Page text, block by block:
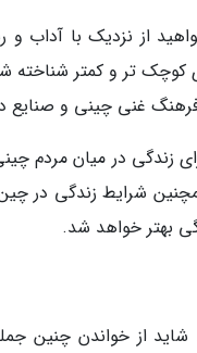
از نزدیک با آداب و
تر و کمتر شناخته
غنی چینی و صنایع
زندگی در میان مردم
شرایط زندگی در
بهتر خواهد شد.
از خواندن چنین